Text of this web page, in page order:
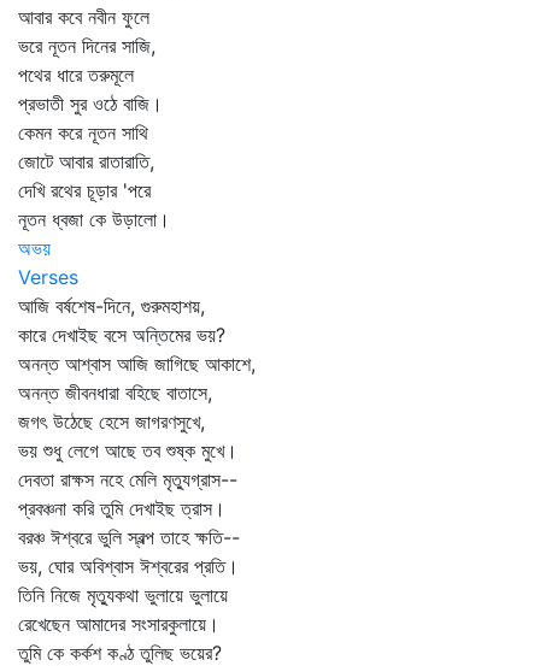
আবার কবে নবীন ফুলে
ভরে নূতন দিনের সাজি,
পথের ধারে তরুমূলে
প্রভাতী সুর ওঠে বাজি।
কেমন করে নূতন সাথি
জোটে আবার রাতারাতি,
দেখি রথের চূড়ার 'পরে
নূতন ধ্বজা কে উড়ালো।
অভয়
Verses
আজি বর্ষশেষ-দিনে, গুরুমহাশয়,
কারে দেখাইছ বসে অন্তিমের ভয়?
অনন্ত আশ্বাস আজি জাগিছে আকাশে,
অনন্ত জীবনধারা বহিছে বাতাসে,
জগৎ উঠেছে হেসে জাগরণসুখে,
ভয় শুধু লেগে আছে তব শুষ্ক মুখে।
দেবতা রাক্ষস নহে মেলি মৃত্যুগ্রাস--
প্রবঞ্চনা করি তুমি দেখাইছ ত্রাস।
বরঞ্চ ঈশ্বরে ভুলি স্বল্প তাহে ক্ষতি--
ভয়, ঘোর অবিশ্বাস ঈশ্বরের প্রতি।
তিনি নিজে মৃত্যুকথা ভুলায়ে ভুলায়ে
রেখেছেন আমাদের সংসারকুলায়ে।
তুমি কে কর্কশ কণ্ঠ তুলিছ ভয়ের?